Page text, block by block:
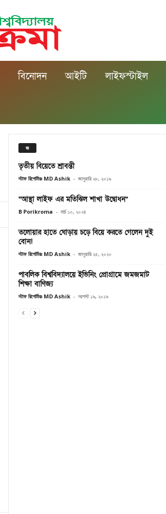
বিনোদন আইটি লাইফস্টাইল
জ
তৃতীয় বিয়েতে শ্রাবন্তী
স্টাফ রিপোর্টারঃ MD Ashik - জানুয়ারি ২৮, ২০১৯
“আস্থা লাইফ এর মতিঝিল শাখা উদ্বোধন”
B Porikroma - মার্চ ১০, ২০২৪
তলোয়ার হাতে ঘোড়ায় চড়ে বিয়ে করতে গেলেন দুই
বোন!
স্টাফ রিপোর্টারঃ MD Ashik - জানুয়ারি ২৫, ২০২০
পাবলিক বিশ্ববিদ্যালয়ে ইভিনিং প্রোগ্রামে জমজমাট
শিক্ষা বাণিজ্য
স্টাফ রিপোর্টারঃ MD Ashik - আগস্ট ১৯, ২০১৯